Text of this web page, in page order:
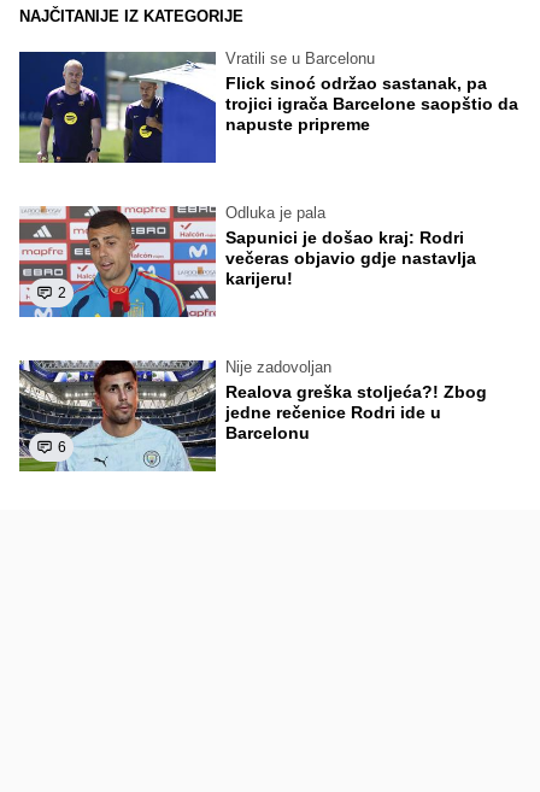
NAJČITANIJE IZ KATEGORIJE
Vratili se u Barcelonu
Flick sinoć održao sastanak, pa
trojici igrača Barcelone saopštio da
napuste pripreme
2
Odluka je pala
Sapunici je došao kraj: Rodri
večeras objavio gdje nastavlja
karijeru!
6
Nije zadovoljan
Realova greška stoljeća?! Zbog
jedne rečenice Rodri ide u
Barcelonu